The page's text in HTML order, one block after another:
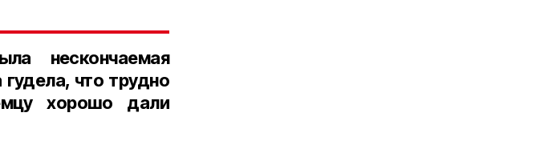
нескончаемая
что трудно
хорошо дали